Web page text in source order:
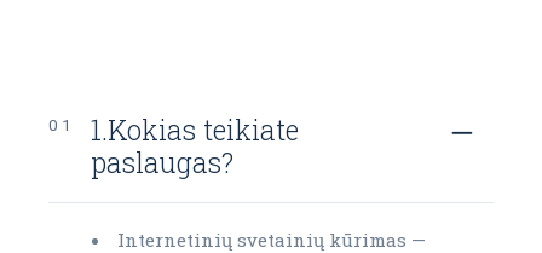
1.Kokias teikiate
paslaugas?
Internetinių svetainių kūrimas —